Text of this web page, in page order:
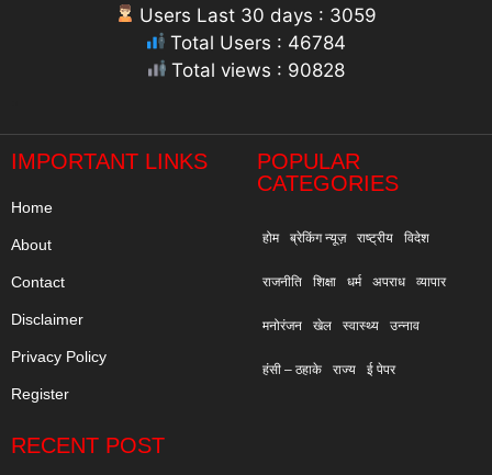
Users Last 30 days : 3059
Total Users : 46784
Total views : 90828
IMPORTANT LINKS
Home
About
Contact
Disclaimer
Privacy Policy
Register
POPULAR
CATEGORIES
होम ब्रेकिंग न्यूज़ राष्ट्रीय विदेश
राजनीति शिक्षा धर्म अपराध व्यापार
मनोरंजन खेल स्वास्थ्य उन्नाव
हंसी – ठहाके राज्य ई पेपर
RECENT POST